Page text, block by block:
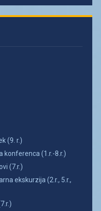
(9. r.)
konferenca (1.r.-8.r.)
(7.r.)
ekskurzija (2.r., 5.r.,